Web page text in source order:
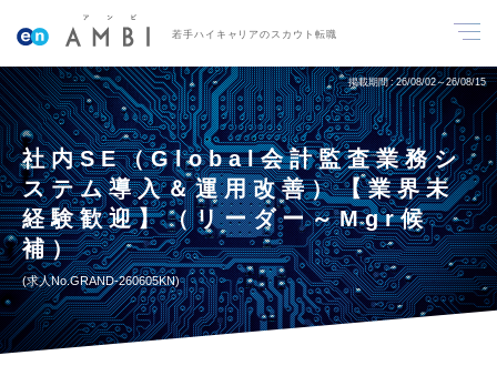
若手ハイキャリアのスカウト転職
掲載期間 26/08/02～26/08/15
社内SE（Global会計監査業務シ
ステム導入＆運用改善）【業界未
経験歓迎】（リーダー～Mgr候
補）
求人No.GRAND-260605KN